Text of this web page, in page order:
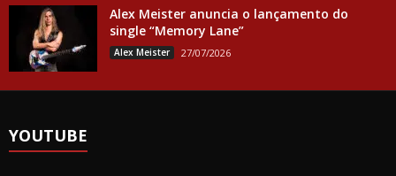
Alex Meister anuncia o lançamento do
single “Memory Lane”
Alex Meister 27/07/2026
YOUTUBE